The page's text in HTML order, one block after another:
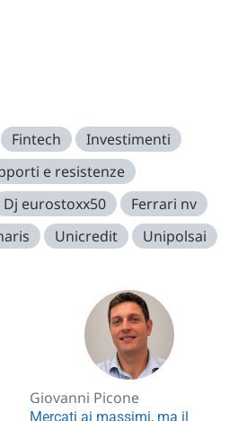
Fintech
Investimenti
e resistenze
Dj eurostoxx50
Ferrari nv
Unicredit Unipolsai
Giovanni Picone
Mercati ai massimi, ma il